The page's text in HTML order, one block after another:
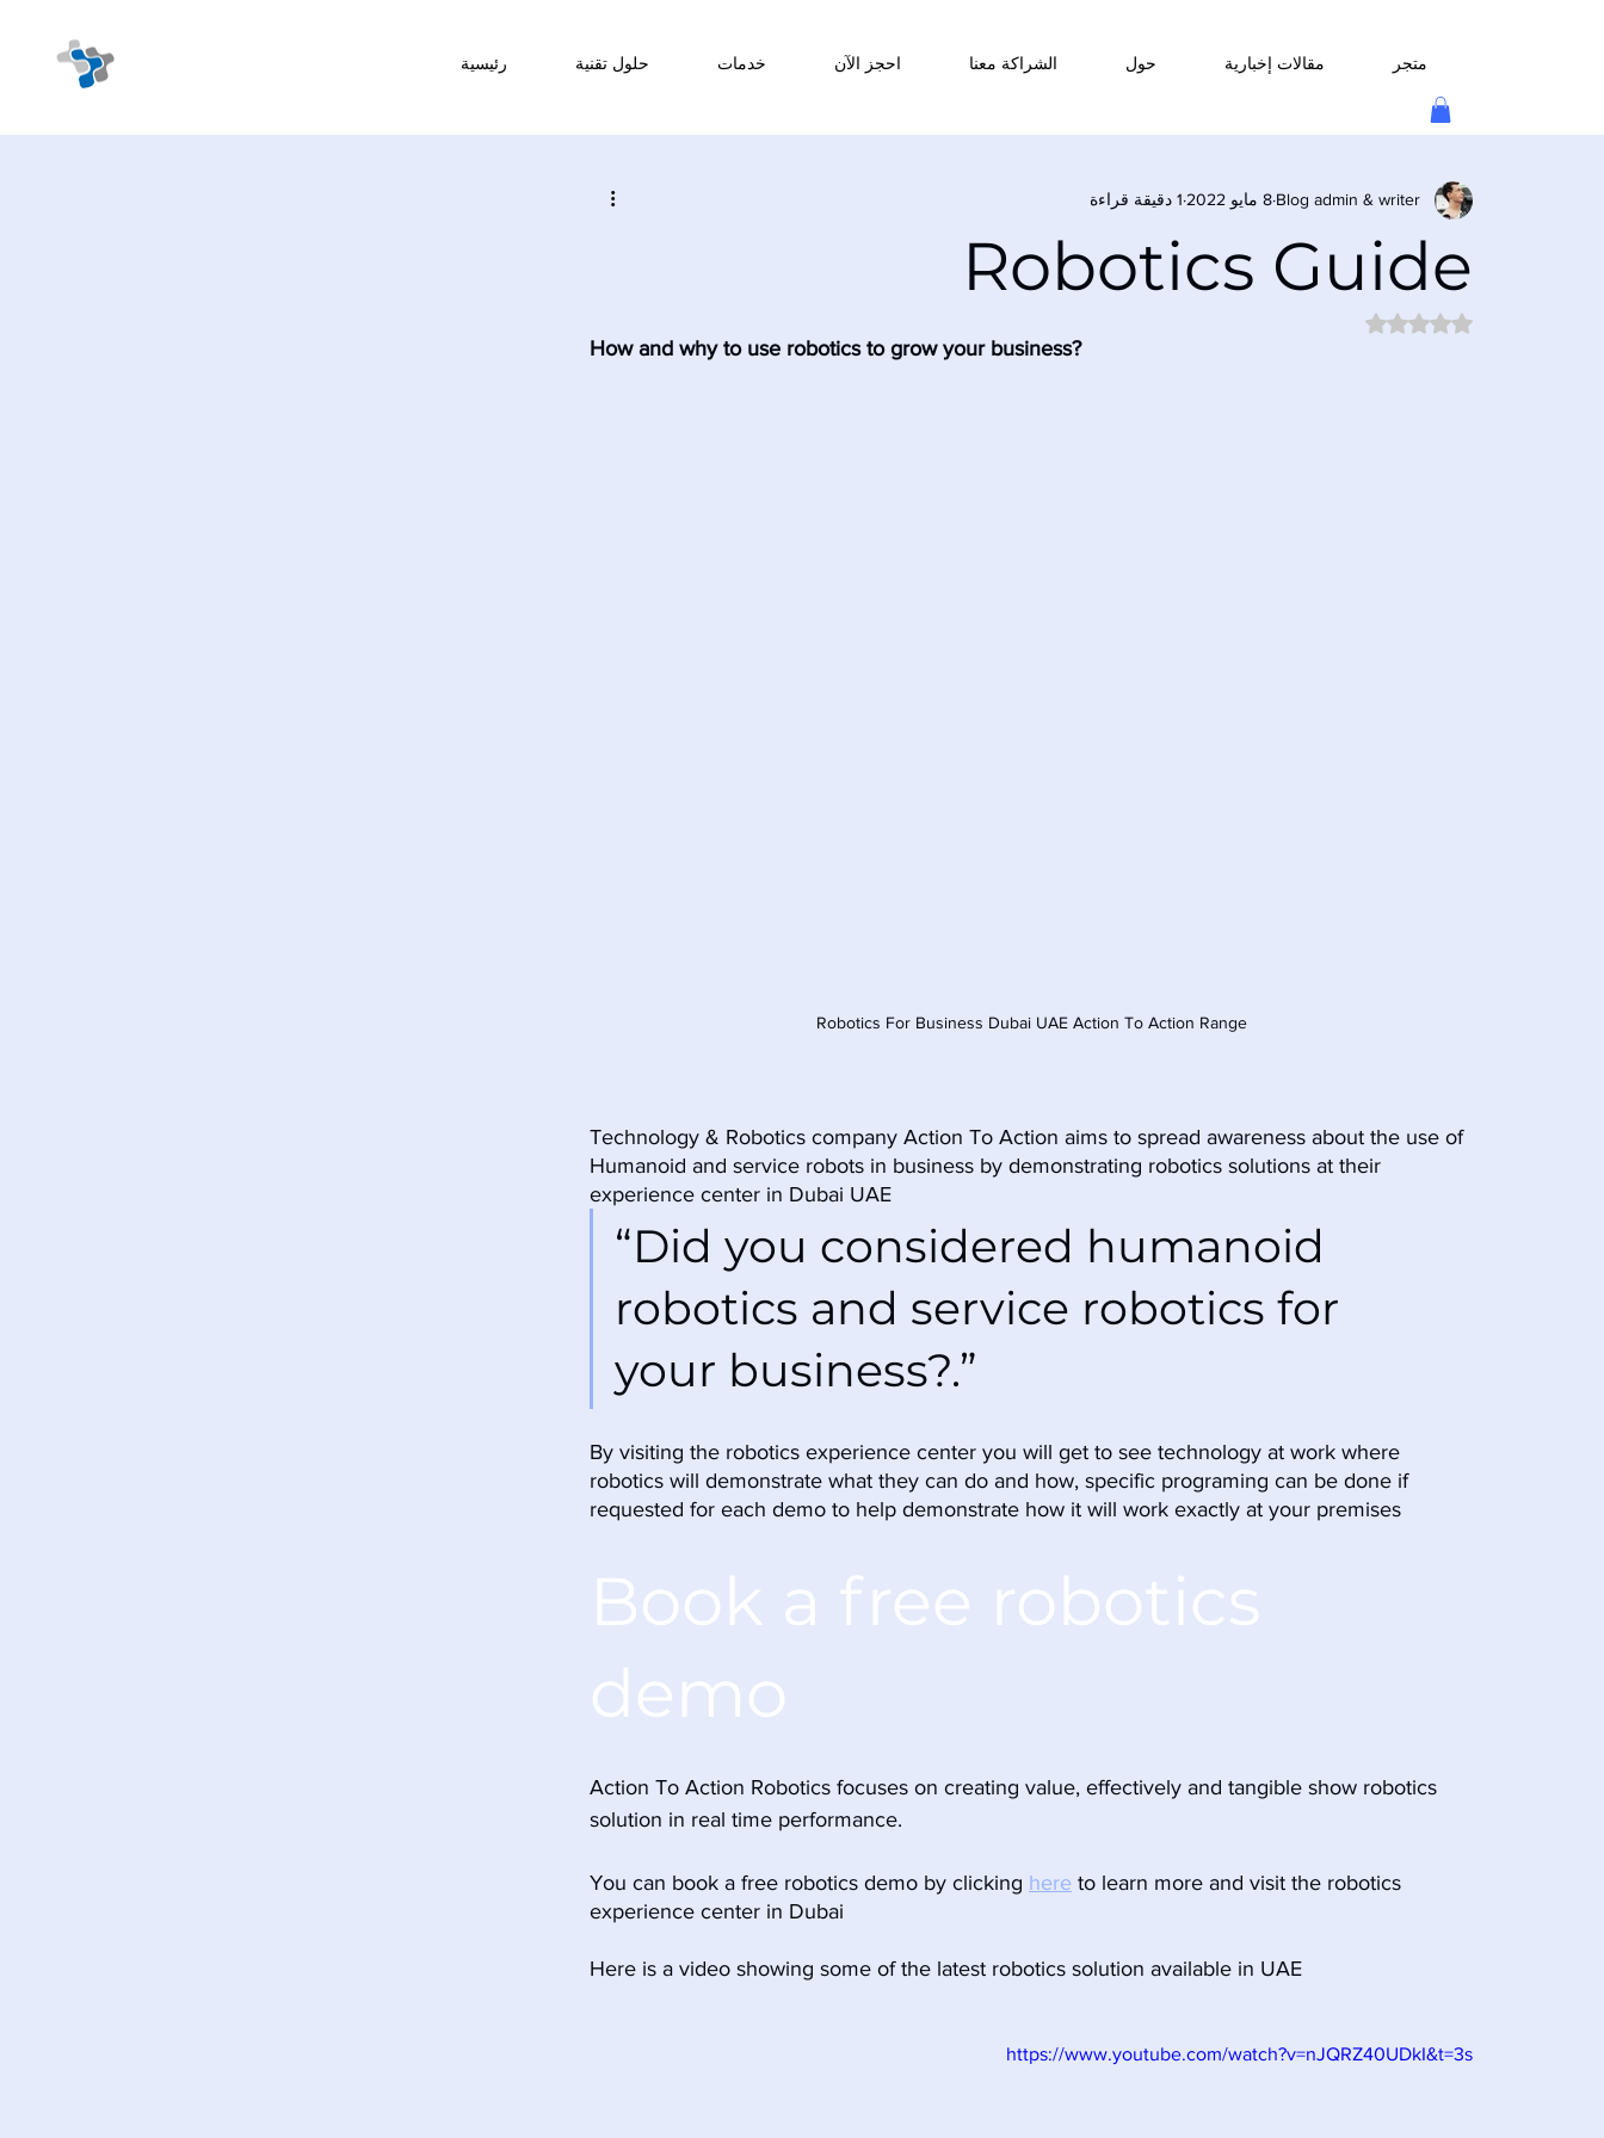
رئيسية حلول تقنية خدمات احجز الآن الشراكة معنا حول مقالات إخبارية متجر
Robotics Guide
Blog admin & writer 8 مايو 2022 1 دقيقة قراءة
تم التقييم بـ ليس رقمًا من أصل 5 نجوم.
How and why to use robotics to grow your business?
Robotics For Business Dubai UAE Action To Action Range
Technology & Robotics company Action To Action aims to spread awareness about the use of
Humanoid and service robots in business by demonstrating robotics solutions at their
experience center in Dubai UAE
“Did you considered humanoid
robotics and service robotics for
your business?.”
By visiting the robotics experience center you will get to see technology at work where
robotics will demonstrate what they can do and how, specific programing can be done if
requested for each demo to help demonstrate how it will work exactly at your premises
Book a free robotics
demo
Action To Action Robotics focuses on creating value, effectively and tangible show robotics
solution in real time performance.
You can book a free robotics demo by clicking here to learn more and visit the robotics
experience center in Dubai
Here is a video showing some of the latest robotics solution available in UAE
https://www.youtube.com/watch?v=nJQRZ40UDkI&t=3s